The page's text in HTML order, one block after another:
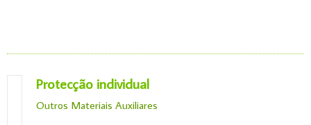
Protecção individual
Outros Materiais Auxiliares